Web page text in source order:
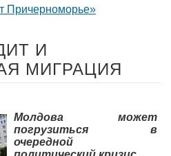
И
МИГРАЦИЯ
Молдова может
погрузиться в
очередной